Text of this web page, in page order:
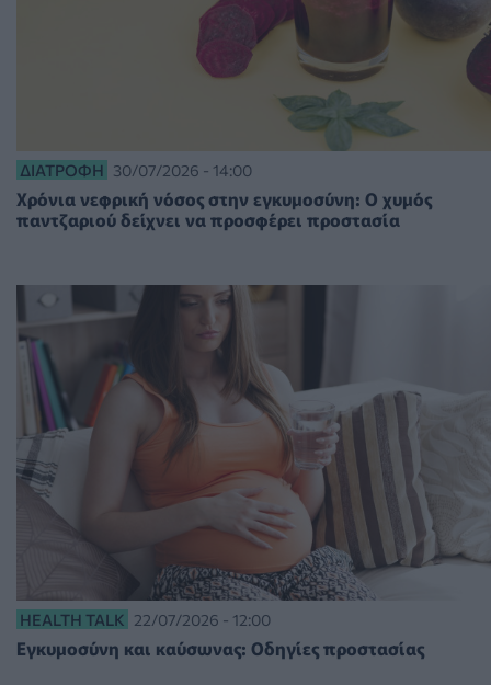
ΔΙΑΤΡΟΦΉ 30/07/2026 - 14:00
Χρόνια νεφρική νόσος στην εγκυμοσύνη: Ο χυμός
παντζαριού δείχνει να προσφέρει προστασία
HEALTH TALK 22/07/2026 - 12:00
Εγκυμοσύνη και καύσωνας: Οδηγίες προστασίας